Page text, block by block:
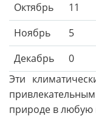
Октябрь
11
Ноябрь
5
Декабрь
0
Эти
природе в любую